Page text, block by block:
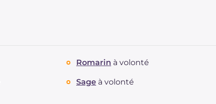
Romarin à volonté
Sage à volonté